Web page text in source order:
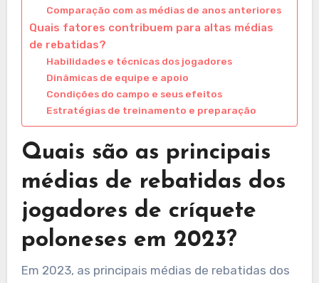
Comparação com as médias de anos anteriores
Quais fatores contribuem para altas médias
de rebatidas?
Habilidades e técnicas dos jogadores
Dinâmicas de equipe e apoio
Condições do campo e seus efeitos
Estratégias de treinamento e preparação
Quais são as principais
médias de rebatidas dos
jogadores de críquete
poloneses em 2023?
Em 2023, as principais médias de rebatidas dos